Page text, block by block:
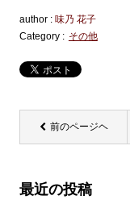
author : 味乃 花子
Category : その他
前のページヘ
最近の投稿